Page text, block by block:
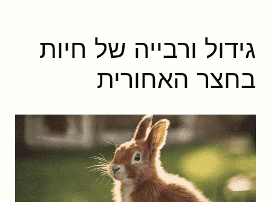
גידול ורבייה של חיות
בחצר האחורית